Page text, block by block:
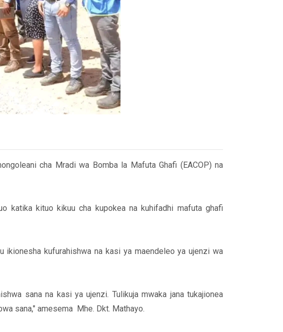
cha Mradi wa Bomba la Mafuta Ghafi (EACOP) na
katika kituo kikuu cha kupokea na kuhifadhi mafuta ghafi
ikionesha kufurahishwa na kasi ya maendeleo ya ujenzi wa
sana na kasi ya ujenzi. Tulikuja mwaka jana tukajionea
sana," amesema Mhe. Dkt. Mathayo.